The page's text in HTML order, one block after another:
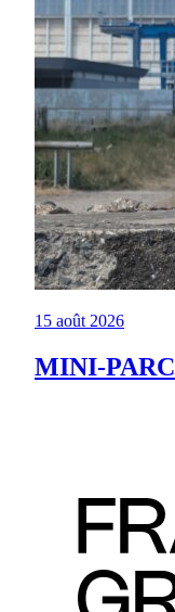
15 août 2026
MINI-